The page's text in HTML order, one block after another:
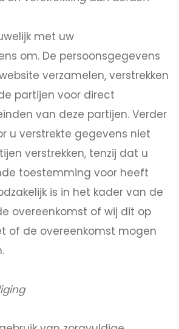
met uw
om. De persoonsgegevens
verzamelen, verstrekken
partijen voor direct
van deze partijen. Verder
u verstrekte gegevens niet
verstrekken, tenzij dat u
toestemming voor heeft
is in het kader van de
overeenkomst of wij dit op
of de overeenkomst mogen